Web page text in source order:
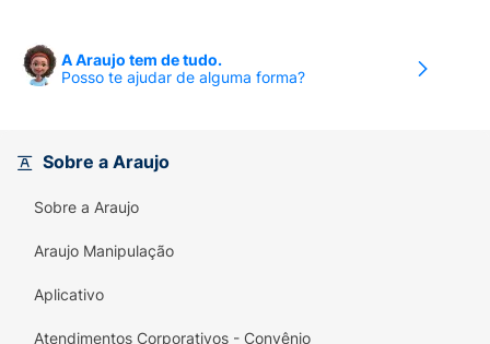
A Araujo tem de tudo.
Posso te ajudar de alguma forma?
Sobre a Araujo
Sobre a Araujo
Araujo Manipulação
Aplicativo
Atendimentos Corporativos - Convênio